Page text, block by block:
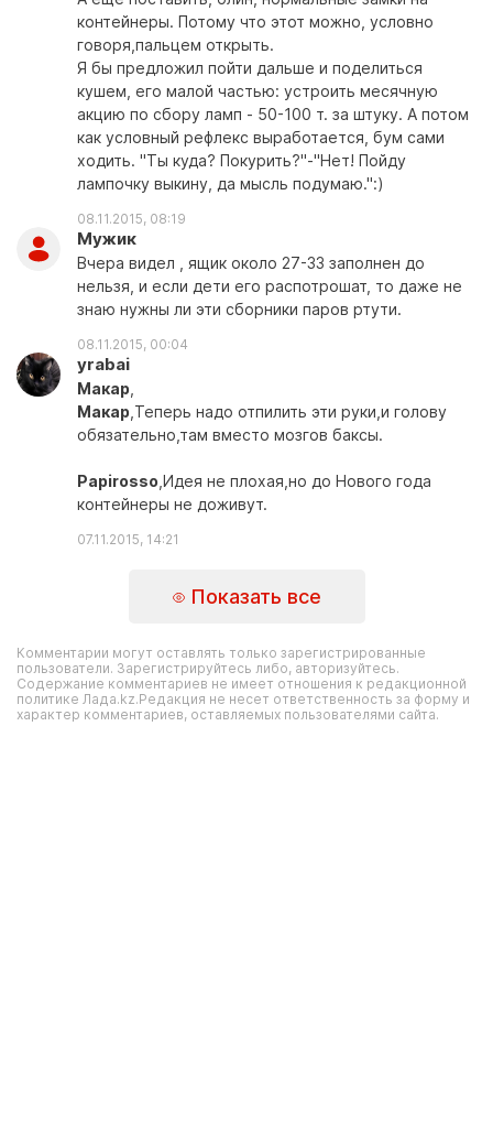
контейнеры. Потому что этот можно, условно
говоря,пальцем открыть.
Я бы предложил пойти дальше и поделиться
кушем, его малой частью: устроить месячную
акцию по сбору ламп - 50-100 т. за штуку. А потом
как условный рефлекс выработается, бум сами
ходить. "Ты куда? Покурить?"-"Нет! Пойду
лампочку выкину, да мысль подумаю.":)
08.11.2015, 08:19
Мужик
Вчера видел , ящик около 27-33 заполнен до
нельзя, и если дети его распотрошат, то даже не
знаю нужны ли эти сборники паров ртути.
08.11.2015, 00:04
yrabai
Макар
Макар ,Теперь надо отпилить эти руки,и голову
обязательно,там вместо мозгов баксы.
Papirosso ,Идея не плохая,но до Нового года
контейнеры не доживут.
07.11.2015, 14:21
Показать все
Комментарии могут оставлять только зарегистрированные
пользователи. Зарегистрируйтесь либо, авторизуйтесь.
Содержание комментариев не имеет отношения к редакционной
политике Лада.kz.Редакция не несет ответственность за форму и
характер комментариев, оставляемых пользователями сайта.